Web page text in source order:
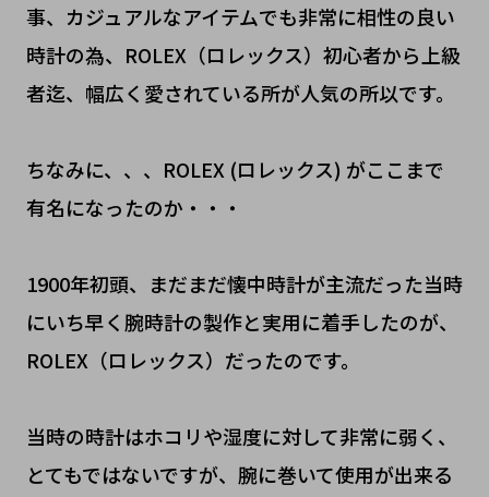
事、カジュアルなアイテムでも非常に相性の良い
時計の為、ROLEX（ロレックス）初心者から上級
者迄、幅広く愛されている所が人気の所以です。
ちなみに、、、ROLEX (ロレックス) がここまで
有名になったのか・・・
1900年初頭、まだまだ懐中時計が主流だった当時
にいち早く腕時計の製作と実用に着手したのが、
ROLEX（ロレックス）だったのです。
当時の時計はホコリや湿度に対して非常に弱く、
とてもではないですが、腕に巻いて使用が出来る